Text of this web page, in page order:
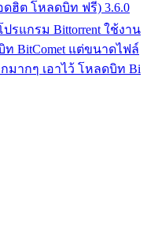
ดฮิต โหลดบิท ฟรี) 3.6.0
รแกรม Bittorrent ใช้งาน
BitComet แต่ขนาดไฟล์
มากๆ เอาไว้ โหลดบิท Bi